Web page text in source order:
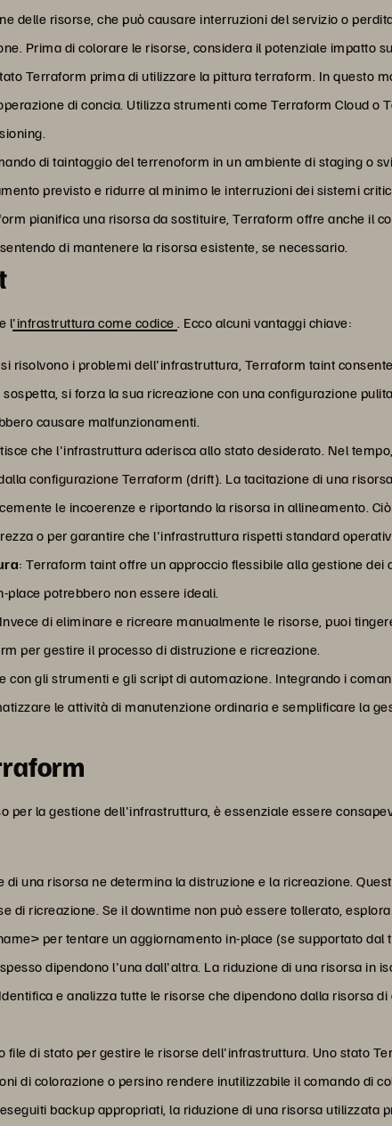
delle risorse, che può causare interruzioni del servizio o
Prima di colorare le risorse, considera il potenziale impatto
Terraform prima di utilizzare la pittura terraform. In questo
di concia. Utilizza strumenti come Terraform Cloud o
di taintaggio del terrenoform in un ambiente di staging o
previsto e ridurre al minimo le interruzioni dei sistemi
pianifica una risorsa da sostituire, Terraform offre anche il
di mantenere la risorsa esistente, se necessario.
l'infrastruttura come codice . Ecco alcuni vantaggi chiave:
si risolvono i problemi dell'infrastruttura, Terraform taint
si forza la sua ricreazione con una configurazione
causare malfunzionamenti.
che l'infrastruttura aderisca allo stato desiderato. Nel
configurazione Terraform (drift). La tacitazione di una
le incoerenze e riportando la risorsa in allineamento.
o per garantire che l'infrastruttura rispetti standard
: Terraform taint offre un approccio flessibile alla gestione
potrebbero non essere ideali.
di eliminare e ricreare manualmente le risorse, puoi
per gestire il processo di distruzione e ricreazione.
con gli strumenti e gli script di automazione. Integrando i
le attività di manutenzione ordinaria e semplificare la
per la gestione dell'infrastruttura, è essenziale essere
di una risorsa ne determina la distruzione e la ricreazione.
di ricreazione. Se il downtime non può essere tollerato,
per tentare un aggiornamento in-place (se supportato dal
dipendono l'una dall'altra. La riduzione di una risorsa in
e analizza tutte le risorse che dipendono dalla risorsa
file di stato per gestire le risorse dell'infrastruttura. Uno stato
di colorazione o persino rendere inutilizzabile il comando di
backup appropriati, la riduzione di una risorsa utilizzata